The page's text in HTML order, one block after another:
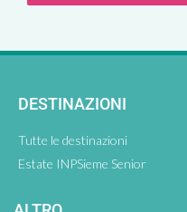
DESTINAZIONI
Tutte le destinazioni
Estate INPSieme Senior